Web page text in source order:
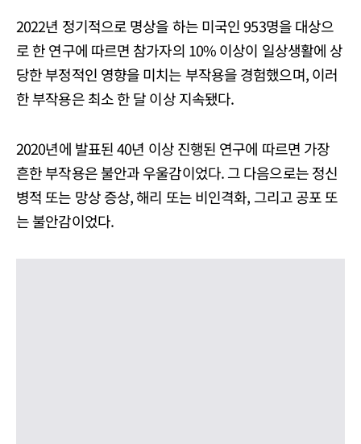
2022년 정기적으로 명상을 하는 미국인 953명을 대상으
로 한 연구에 따르면 참가자의 10% 이상이 일상생활에 상
당한 부정적인 영향을 미치는 부작용을 경험했으며, 이러
한 부작용은 최소 한 달 이상 지속됐다.
2020년에 발표된 40년 이상 진행된 연구에 따르면 가장
흔한 부작용은 불안과 우울감이었다. 그 다음으로는 정신
병적 또는 망상 증상, 해리 또는 비인격화, 그리고 공포 또
는 불안감이었다.